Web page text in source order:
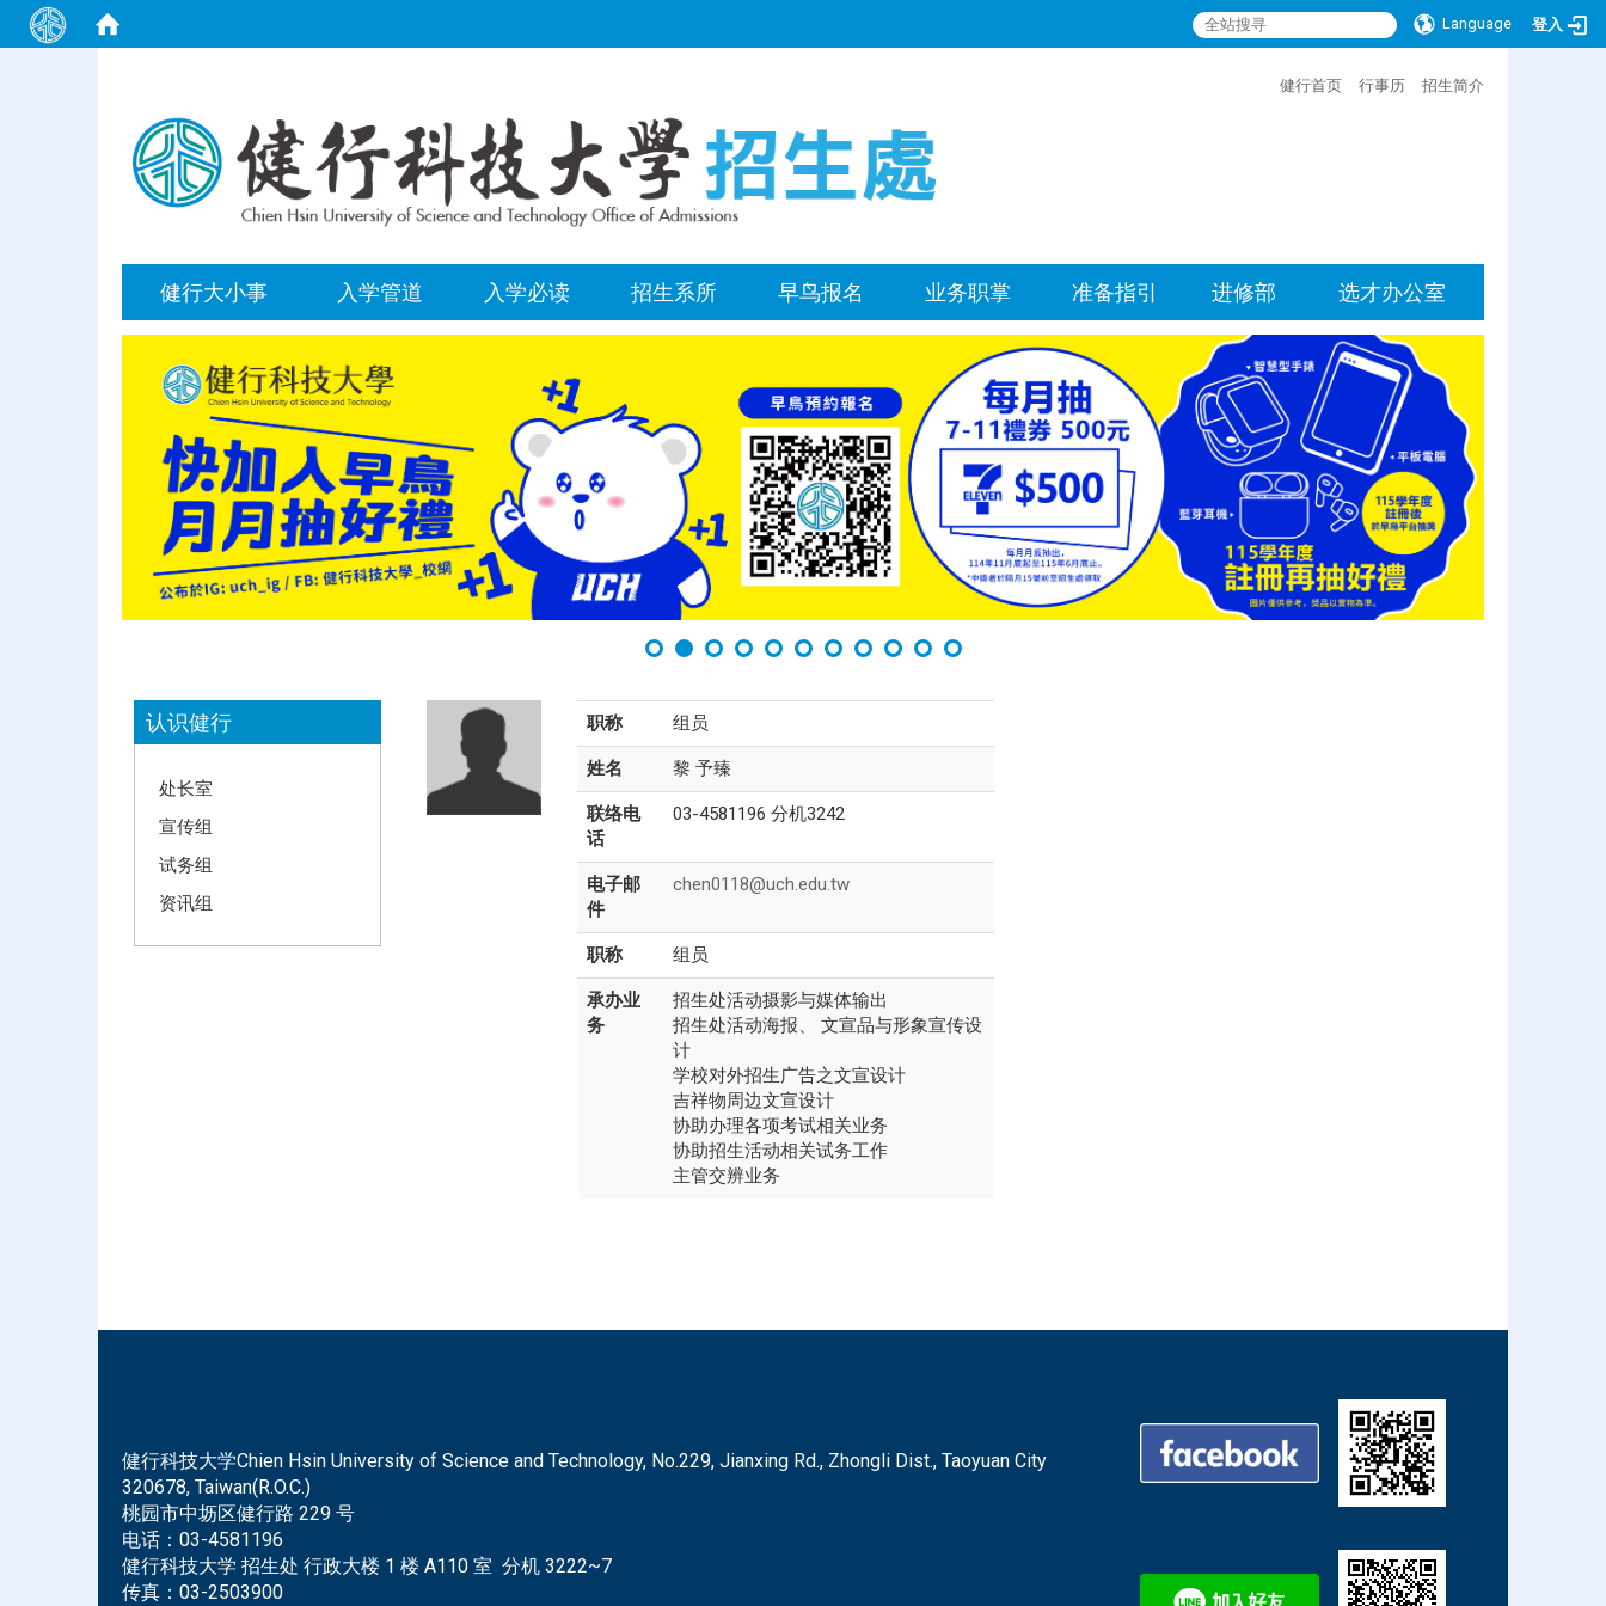
Language 登入
健行首页 行事历 招生简介
健行大小事 入学管道 入学必读 招生系所 早鸟报名 业务职掌 准备指引 进修部 选才办公室
认识健行
处长室
宣传组
试务组
资讯组
职称 组员
姓名 黎 予臻
联络电
话
03-4581196 分机3242
电子邮
件
chen0118@uch.edu.tw
职称 组员
承办业
务
招生处活动摄影与媒体输出
招生处活动海报、 文宣品与形象宣传设
计
学校对外招生广告之文宣设计
吉祥物周边文宣设计
协助办理各项考试相关业务
协助招生活动相关试务工作
主管交辨业务​
健行科技大学Chien Hsin University of Science and Technology, No.229, Jianxing Rd., Zhongli Dist., Taoyuan City
320678, Taiwan(R.O.C.)
桃园市中坜区健行路 229 号
电话： 03-4581196
健行科技大学 招生处 行政大楼 1 楼 A110 室 分机 3222~7
传真： 03-2503900